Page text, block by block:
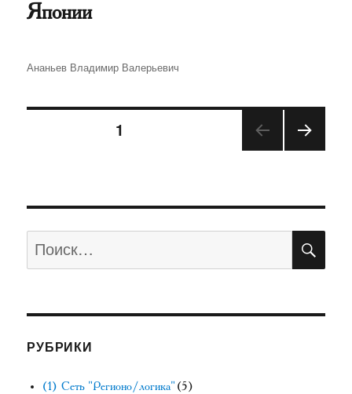
Японии
Автор
Ананьев Владимир Валерьевич
Навигация
1
СТРА
А
РУБРИКИ
(1) Сеть "Регионо/логика"(5)